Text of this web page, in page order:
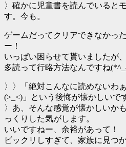
〉確かに児童書を読んでいると
す。今も。
ゲームだってクリアできなかっ
ー！
いっぱい困らせて貰いましたが
多読って行略方法なんですね
〉〉「絶対こんなに読めないわ
(>_<)」という後悔が懐かしいで
〉あ、そんな感覚が懐かしいか
っくりした気がします。
いいですねー、余裕があって！
ビックリしすぎて、家族に見つ